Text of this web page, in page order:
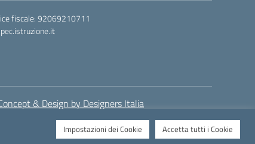
fiscale: 92069210711
& Design by Designers Italia
Impostazioni dei Cookie Accetta tutti i Cookie